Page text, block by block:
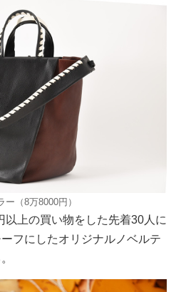
（8万8000円）
上の買い物をした先着30人に
フにしたオリジナルノベルテ